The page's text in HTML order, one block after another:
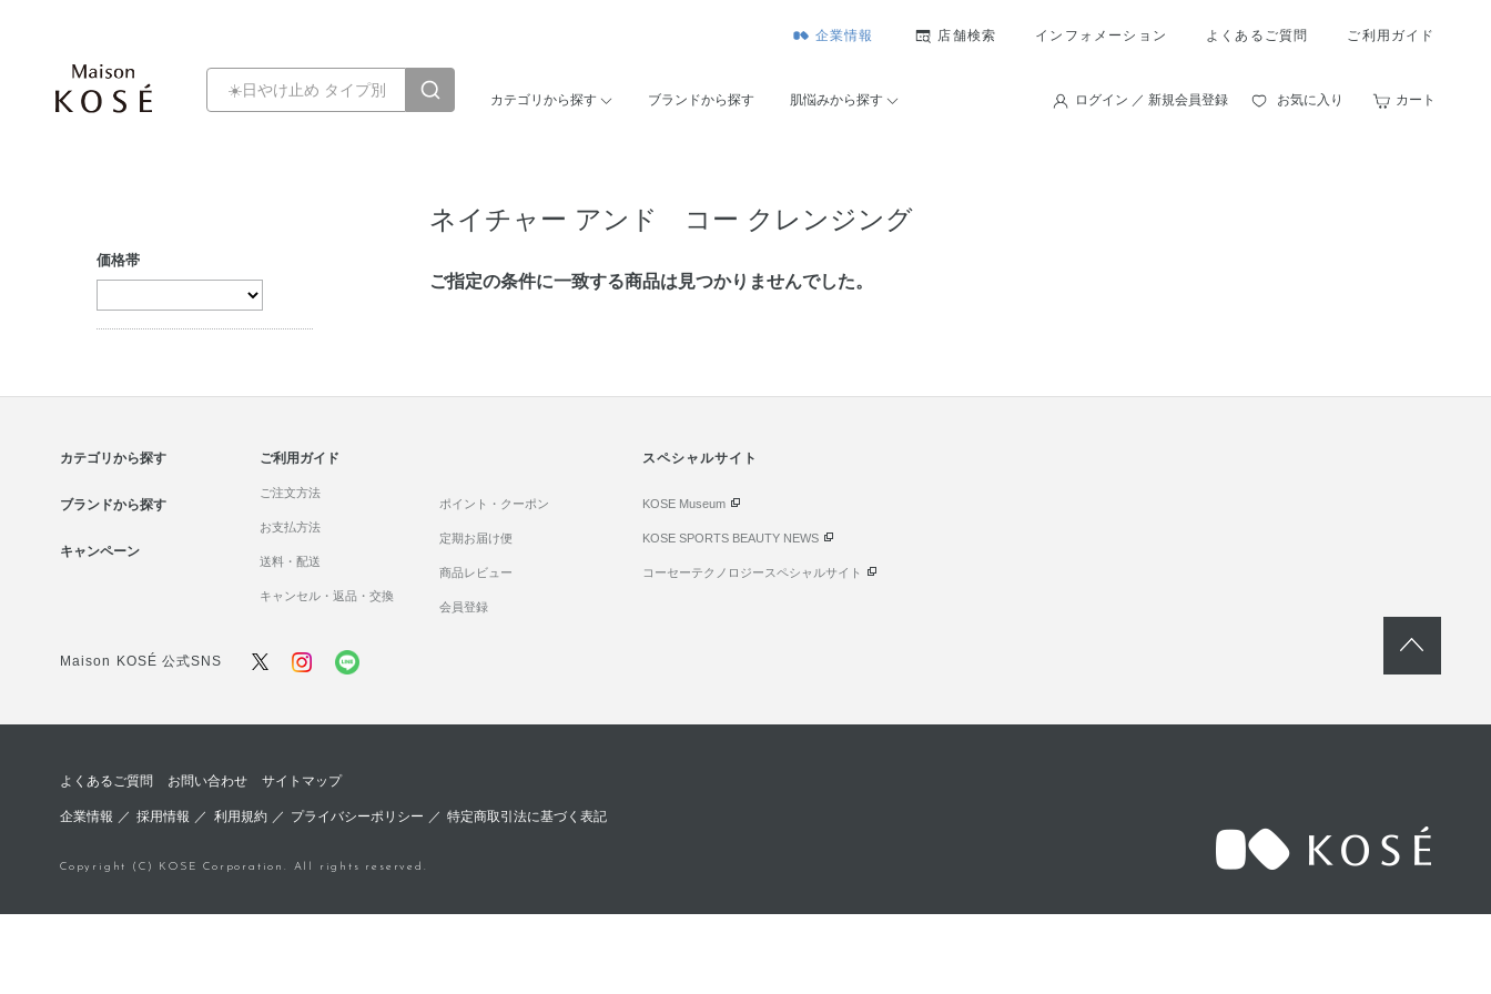
企業情報 店舗検索 インフォメーション よくあるご質問 ご利用ガイド
カテゴリから探す ブランドから探す 肌悩みから探す ログイン ／ 新規会員登録 お気に入り カート
ネイチャー アンド コー クレンジング
価格帯
ご指定の条件に⼀致する商品は見つかりませんでした。
カテゴリから探す
ブランドから探す
キャンペーン
ご利用ガイド
ご注文方法
お支払方法
送料・配送
キャンセル・返品・交換
ポイント・クーポン
定期お届け便
商品レビュー
会員登録
スペシャルサイト
KOSE Museum
KOSE SPORTS BEAUTY NEWS
コーセーテクノロジースペシャルサイト
Maison KOSÉ 公式SNS
よくあるご質問 お問い合わせ サイトマップ
企業情報 ／採用情報 ／ 利用規約／ プライバシーポリシー ／ 特定商取引法に基づく表記
Copyright (C) KOSE Corporation. All rights reserved.